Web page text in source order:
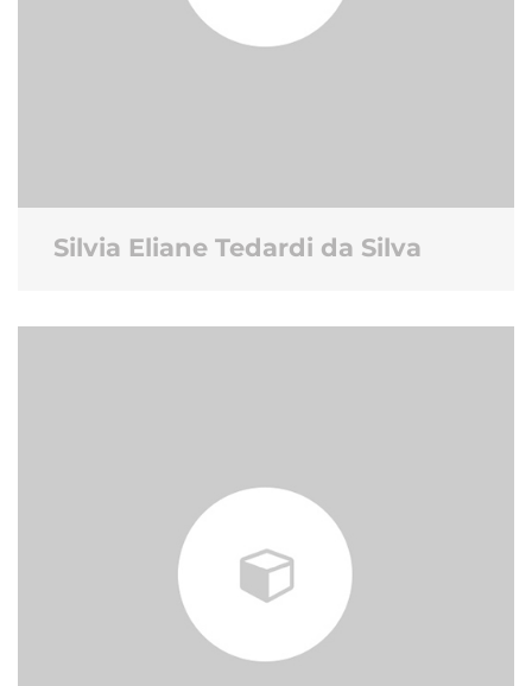
Silvia Eliane Tedardi da Silva